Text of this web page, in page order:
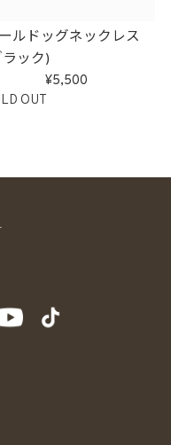
ルドッグネックレス
ック)
5,500
OUT